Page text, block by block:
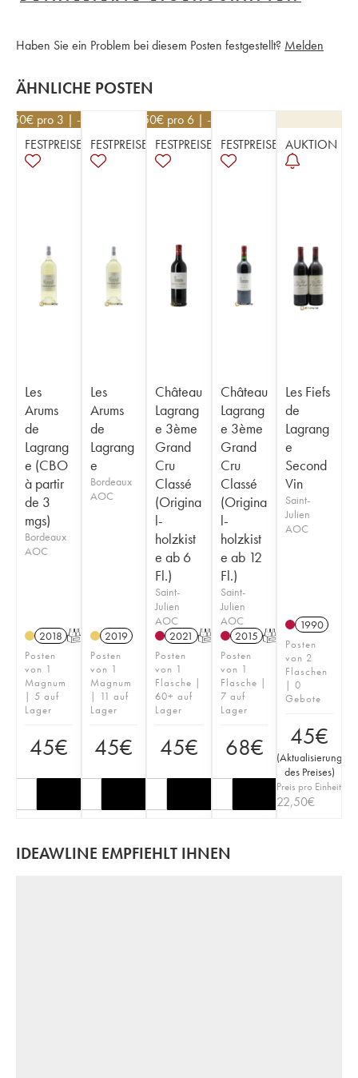
Haben Sie ein Problem bei diesem Posten festgestellt? Melden
ÄHNLICHE POSTEN
€ pro 3 | -10%
FESTPREISE
Les
Arums
de
Lagrang
e (CBO
à partir
de 3
mgs)
Bordeaux
AOC
2018 T
Posten
von 1
Magnum
| 5 auf
Lager
45€
FESTPREISE
Les
Arums
de
Lagrang
e
Bordeaux
AOC
2019
Posten
von 1
Magnum
| 11 auf
Lager
45€
40,50€ pro 6 | -10%
FESTPREISE
Château
Lagrang
e 3ème
Grand
Cru
Classé
(Origina
l-
holzkist
e ab 6
Fl.)
Saint-
Julien
AOC
2021 T
Posten
von 1
Flasche |
60+ auf
Lager
45€
FESTPREISE
Château
Lagrang
e 3ème
Grand
Cru
Classé
(Origina
l-
holzkist
e ab 12
Fl.)
Saint-
Julien
AOC
2015 T
Posten
von 1
Flasche |
7 auf
Lager
68€
AUKTION
Les Fiefs
de
Lagrang
e
Second
Vin
Saint-
Julien
AOC
1990
Posten
von 2
Flaschen
| 0
Gebote
45€
(Aktualisierung
des Preises)
Preis pro Einheit
22,50€
IDEAWLINE EMPFIEHLT IHNEN